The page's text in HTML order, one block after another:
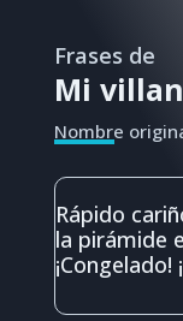
Frases de
Mi
Nombre
Rápido
la pirámide
¡Congelado!